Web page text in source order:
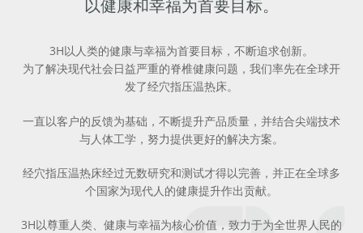
以健康和幸福为首要目标。
3H以人类的健康与幸福为首要目标，不断追求创新。
为了解决现代社会日益严重的脊椎健康问题，我们率先在全球开
发了经穴指压温热床。
一直以客户的反馈为基础，不断提升产品质量，并结合尖端技术
与人体工学，努力提供更好的解决方案。
经穴指压温热床经过无数研究和测试才得以完善，并正在全球多
个国家为现代人的健康提升作出贡献。
3H以尊重人类、健康与幸福为核心价值，致力于为全世界人民的